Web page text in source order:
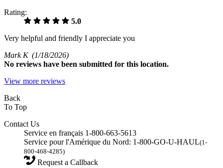
Rating:
5.0
Very helpful and friendly I appreciate you
Mark K (1/18/2026)
No reviews have been submitted for this location.
View more reviews
Back
To Top
Contact Us
Service en français 1-800-663-5613
Service pour l'Amérique du Nord: 1-800-GO-U-HAUL(1-
800-468-4285)
Request a Callback